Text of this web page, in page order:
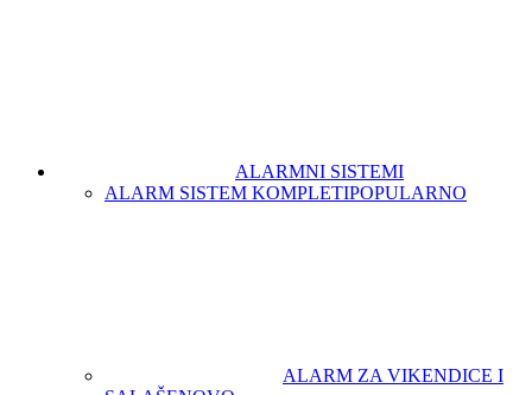
ALARMNI SISTEMI
ALARM SISTEM KOMPLETIPOPULARNO
ALARM ZA VIKENDICE I